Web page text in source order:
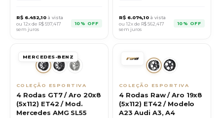
R$ 6.452,10 à vista
ou 12x de R$597,417
sem juros
10% OFF
R$ 6.074,10 à vista
ou 12x de R$562,417
sem juros
10% OFF
MERCEDES-BENZ
COLEÇÃO ESPORTIVA
4 Rodas GT7 / Aro 20x8
(5x112) ET42 / Mod.
Mercedes AMG SL55
COLEÇÃO ESPORTIVA
4 Rodas Raw / Aro 19x8
(5x112) ET42 / Modelo
A23 Audi A3, A4